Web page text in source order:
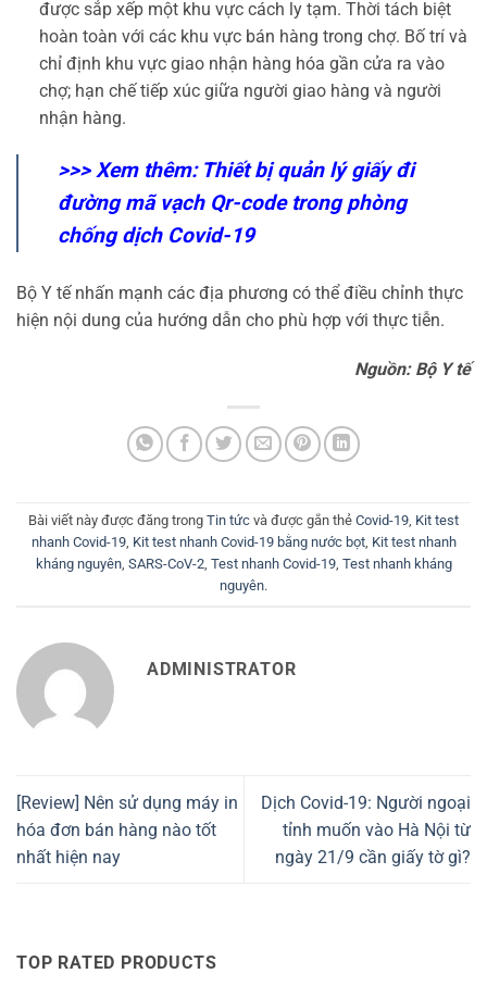
được sắp xếp một khu vực cách ly tạm. Thời tách biệt
hoàn toàn với các khu vực bán hàng trong chợ. Bố trí và
chỉ định khu vực giao nhận hàng hóa gần cửa ra vào
chợ; hạn chế tiếp xúc giữa người giao hàng và người
nhận hàng.
>>> Xem thêm: Thiết bị quản lý giấy đi
đường mã vạch Qr-code trong phòng
chống dịch Covid-19
Bộ Y tế nhấn mạnh các địa phương có thể điều chỉnh thực
hiện nội dung của hướng dẫn cho phù hợp với thực tiễn.
Nguồn: Bộ Y tế
Bài viết này được đăng trong Tin tức và được gắn thẻ Covid-19, Kit test
nhanh Covid-19, Kit test nhanh Covid-19 bằng nước bọt, Kit test nhanh
kháng nguyên, SARS-CoV-2, Test nhanh Covid-19, Test nhanh kháng
nguyên.
ADMINISTRATOR
[Review] Nên sử dụng máy in
hóa đơn bán hàng nào tốt
nhất hiện nay
Dịch Covid-19: Người ngoại
tỉnh muốn vào Hà Nội từ
ngày 21/9 cần giấy tờ gì?
TOP RATED PRODUCTS